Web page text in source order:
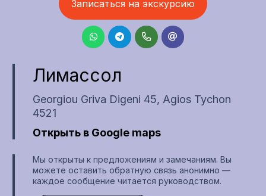
Записаться на экскурсию
Лимассол
Georgiou Griva Digeni 45, Agios Tychon
4521
Открыть в Google maps
Мы открыты к предложениям и замечаниям. Вы
можете оставить обратную связь анонимно —
каждое сообщение читается руководством.